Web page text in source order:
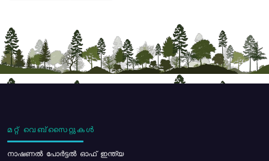
മറ്റ് വെബ്സൈറ്റുകൾ
നാഷണൽ പോർട്ടൽ ഓഫ് ഇന്ത്യ